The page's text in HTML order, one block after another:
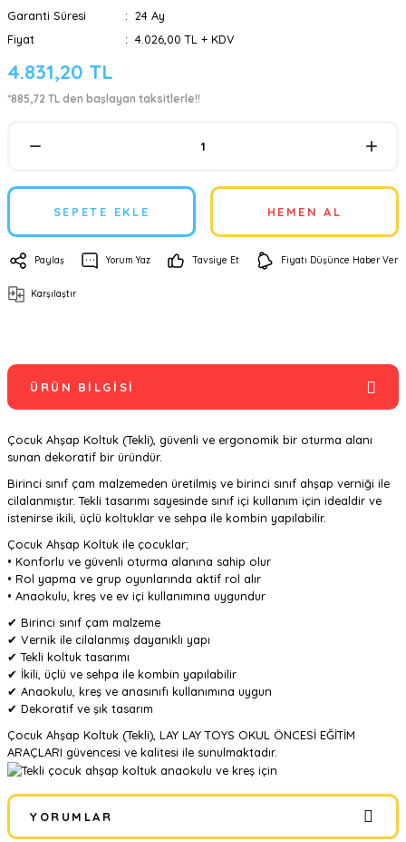
Garanti Süresi
24 Ay
Fiyat
4.026,00 TL + KDV
4.831,20 TL
*885,72 TL den başlayan taksitlerle!!
SEPETE EKLE HEMEN AL
Paylaş Yorum Yaz Tavsiye Et Fiyatı Düşünce Haber Ver
Karşılaştır
ÜRÜN BILGISI
Çocuk Ahşap Koltuk (Tekli), güvenli ve ergonomik bir oturma alanı
sunan dekoratif bir üründür.
Birinci sınıf çam malzemeden üretilmiş ve birinci sınıf ahşap verniği ile
cilalanmıştır. Tekli tasarımı sayesinde sınıf içi kullanım için idealdir ve
istenirse ikili, üçlü koltuklar ve sehpa ile kombin yapılabilir.
Çocuk Ahşap Koltuk ile çocuklar;
• Konforlu ve güvenli oturma alanına sahip olur
• Rol yapma ve grup oyunlarında aktif rol alır
• Anaokulu, kreş ve ev içi kullanımına uygundur
✔ Birinci sınıf çam malzeme
✔ Vernik ile cilalanmış dayanıklı yapı
✔ Tekli koltuk tasarımı
✔ İkili, üçlü ve sehpa ile kombin yapılabilir
✔ Anaokulu, kreş ve anasınıfı kullanımına uygun
✔ Dekoratif ve şık tasarım
Çocuk Ahşap Koltuk (Tekli), LAY LAY TOYS OKUL ÖNCESİ EĞİTİM
ARAÇLARI güvencesi ve kalitesi ile sunulmaktadır.
YORUMLAR